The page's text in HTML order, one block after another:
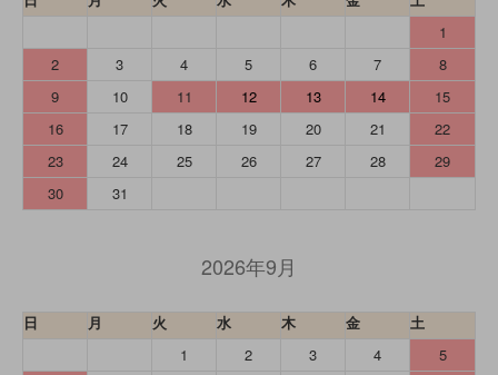
1
2
3 4 5 6 7
8
9
10 11 12 13 14
15
16
17 18 19 20 21
22
23
24 25 26 27 28
29
30
31
2026年9月
日 月 火 水 木 金
土
1
2 3 4
5